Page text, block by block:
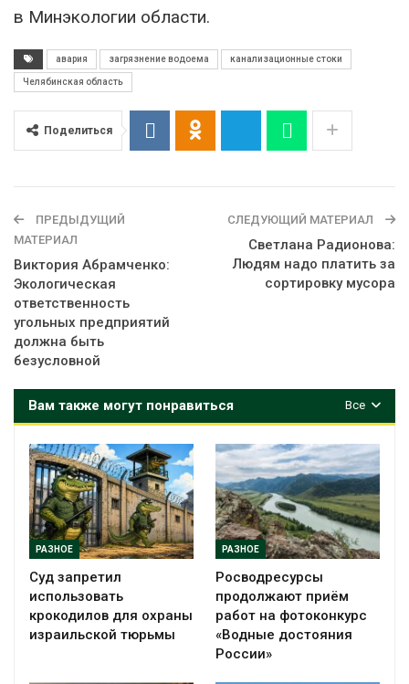
в Минэкологии области.
авария загрязнение водоема канализационные стоки
Челябинская область
Поделиться
ПРЕДЫДУЩИЙ
МАТЕРИАЛ
Виктория Абрамченко:
Экологическая
ответственность
угольных предприятий
должна быть
безусловной
СЛЕДУЮЩИЙ МАТЕРИАЛ
Светлана Радионова:
Людям надо платить за
сортировку мусора
Все
Вам также могут понравиться
РАЗНОЕ
Суд запретил
использовать
крокодилов для охраны
израильской тюрьмы
РАЗНОЕ
Росводресурсы
продолжают приём
работ на фотоконкурс
«Водные достояния
России»